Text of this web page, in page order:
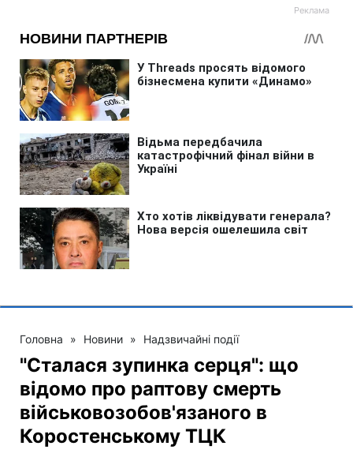
Головна » Новини » Надзвичайні події
"Сталася зупинка серця": що
відомо про раптову смерть
військовозобов'язаного в
Коростенському ТЦК